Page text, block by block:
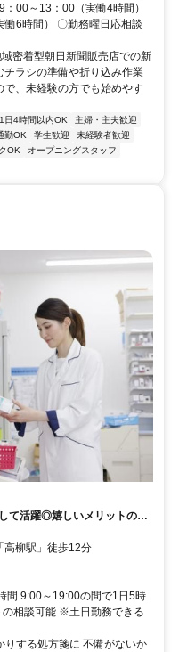
00～13：00（実働4時間）
働6時間） 〇勤務曜日応相談
密着型朝日新聞販売店での新
ラシの準備や折り込み作業
、未経験の方でも始めやす
1日4時間以内OK
主婦・主夫歓迎
勤OK 学生歓迎
未経験者歓迎
OK
オープニングスタッフ
て活躍◎嬉しいメリットの多
高柳駅」徒歩12分
間 9:00～19:00の間で1日5時
相談可能 ※土日勤務できる
りする処方箋に 不備がないか